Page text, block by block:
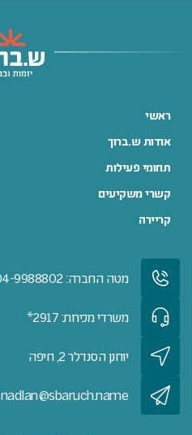
ראשי
אודות ש.ברוך
תחומי פעילות
קשרי משקיעים
קריירה
מטה החברה: 04-9988802
משרדי מכירות: 2917*
יוחנן הסנדלר 2, חיפה
nadlan@sbaruch.name